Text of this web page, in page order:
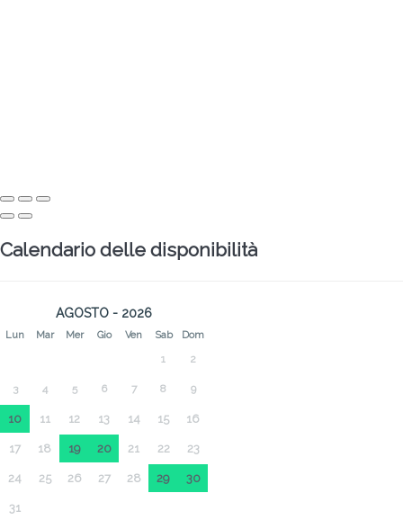
Calendario delle disponibilità
AGOSTO - 2026
Lun Mar Mer Gio Ven Sab Dom
1 2
3 4 5 6 7 8 9
10 11 12 13 14 15 16
17 18 19 20 21 22 23
24 25 26 27 28 29 30
31